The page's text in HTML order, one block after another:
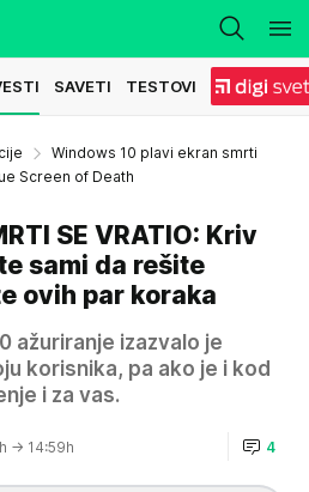
SAVETI TESTOVI
Windows 10 plavi ekran smrti
Screen of Death
SE VRATIO: Kriv
sami da rešite
ovih par koraka
ažuriranje izazvalo je
korisnika, pa ako je i kod
i za vas.
→ 14:59h 4